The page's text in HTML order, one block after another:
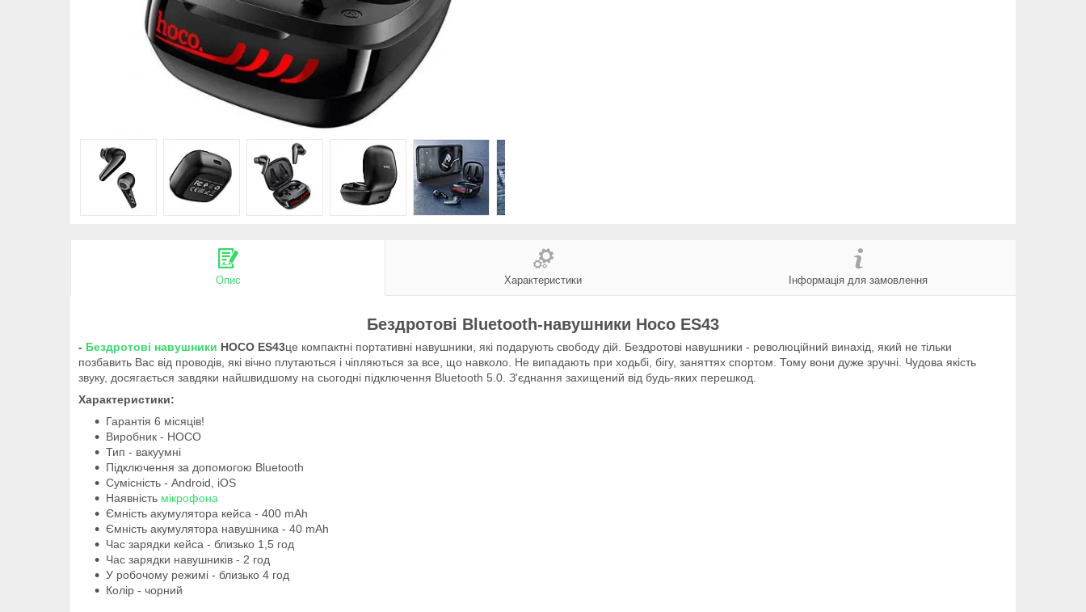
Опис Характеристики Інформація для замовлення
Бездротові Bluetooth-навушники Hoco ES43
- Бездротові навушники HOCO ES43це компактні портативні навушники, які подарують свободу дій. Бездротові навушники - революційний винахід, який не тільки
позбавить Вас від проводів, які вічно плутаються і чіпляються за все, що навколо. Не випадають при ходьбі, бігу, заняттях спортом. Тому вони дуже зручні. Чудова якість
звуку, досягається завдяки найшвидшому на сьогодні підключення Bluetooth 5.0. З'єднання захищений від будь-яких перешкод.
Характеристики:
Гарантія 6 місяців!
Виробник - HOCO
Тип - вакуумні
Підключення за допомогою Bluetooth
Сумісність - Android, iOS
Наявність мікрофона
Ємність акумулятора кейса - 400 mAh
Ємність акумулятора навушника - 40 mAh
Час зарядки кейса - близько 1,5 год
Час зарядки навушників - 2 год
У робочому режимі - близько 4 год
Колір - чорний